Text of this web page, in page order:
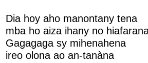
Dia hoy aho manontany tena
mba ho aiza ihany no
Gagagaga sy mihenahena
ireo olona ao an-tanàna